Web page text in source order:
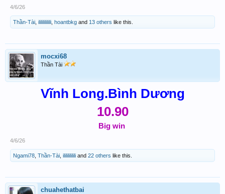
4/6/26
Thần-Tài ilililililili hoantbkg and 13 others like this.
mocxi68
Thần Tài
Vĩnh Long.Bình Dương
10.90
Big win
4/6/26
Ngami78 Thần-Tài ilililililili and 22 others like this.
chuahethatbai